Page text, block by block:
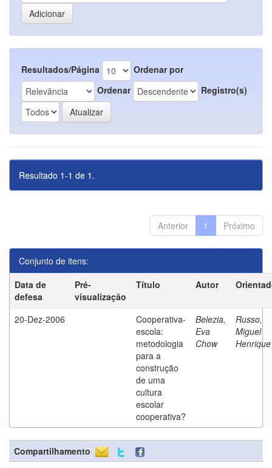
Resultados/Página
Ordenar por
Ordenar
Registro(s)
Resultado 1-1 de 1.
Anterior 1 Próximo
Conjunto de itens:
Data de
defesa
Pré-
visualização
Título Autor
20-Dez-2006
Cooperativa-
escola:
metodologia
para a
construção
de uma
cultura
escolar
cooperativa?
Belezia,
Eva
Chow
Russo,
Miguel
Henrique
Compartilhamento